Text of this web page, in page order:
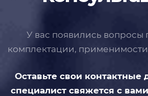
У вас появились вопросы
комплектации, применимости
Оставьте свои контактные
специалист свяжется с вами